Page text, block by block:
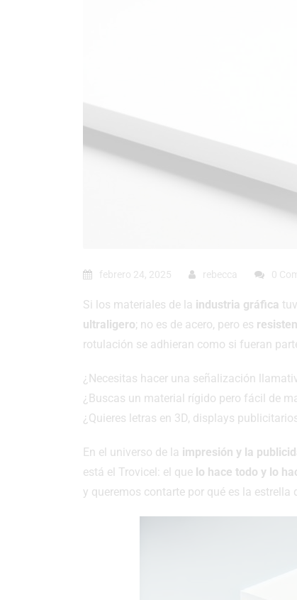
febrero 24, 2025 rebecca 0
Si los materiales de la industria gráfica
ultraligero; no es de acero, pero es
rotulación se adhieran como si fueran
¿Necesitas hacer una señalización
¿Buscas un material rígido pero fácil de
¿Quieres letras en 3D, displays
En el universo de la impresión y la
está el Trovicel: el que lo hace todo y lo
y queremos contarte por qué es la estrella